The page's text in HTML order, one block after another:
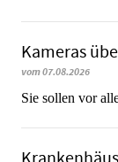
Kameras
vom 07.08.2026
Sie sollen vor